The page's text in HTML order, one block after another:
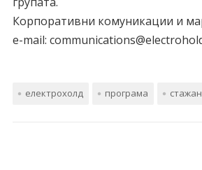
Корпоративни комуникации и
е-mail:
електрохолд програма